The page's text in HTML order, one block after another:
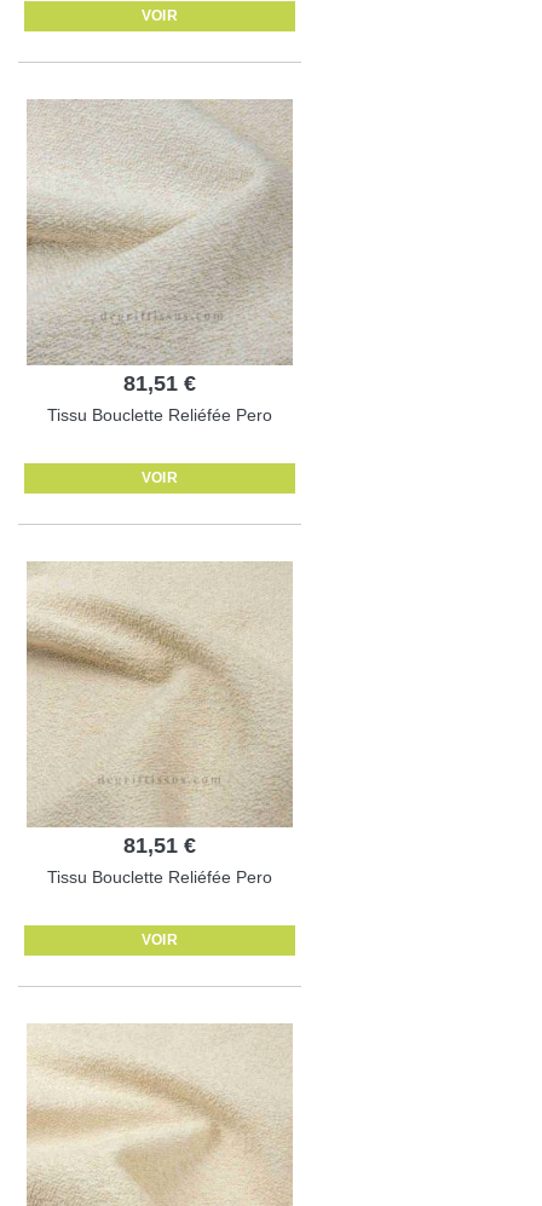
VOIR
81,51 €
Tissu Bouclette Reliéfée Pero
VOIR
81,51 €
Tissu Bouclette Reliéfée Pero
VOIR